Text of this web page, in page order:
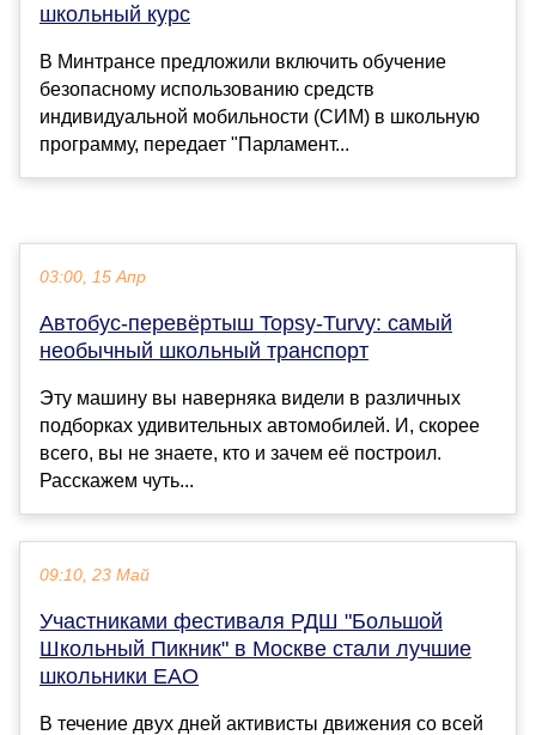
школьный курс
В Минтрансе предложили включить обучение
безопасному использованию средств
индивидуальной мобильности (СИМ) в школьную
программу, передает "Парламент...
03:00, 15 Апр
Автобус-перевёртыш Topsy-Turvy: самый
необычный школьный транспорт
Эту машину вы наверняка видели в различных
подборках удивительных автомобилей. И, скорее
всего, вы не знаете, кто и зачем её построил.
Расскажем чуть...
09:10, 23 Май
Участниками фестиваля РДШ "Большой
Школьный Пикник" в Москве стали лучшие
школьники ЕАО
В течение двух дней активисты движения со всей